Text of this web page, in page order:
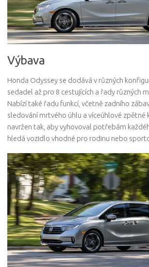
Výbava
Honda Odyssey se dodává v různých
sedadel až pro 8 cestujících a řady různých
Nabízí také řadu funkcí, včetně zadního
sledování mrtvého úhlu a víceúhlové zpětné
navržen tak, aby vyhovoval potřebám
hledá vozidlo vhodné pro rodinu nebo